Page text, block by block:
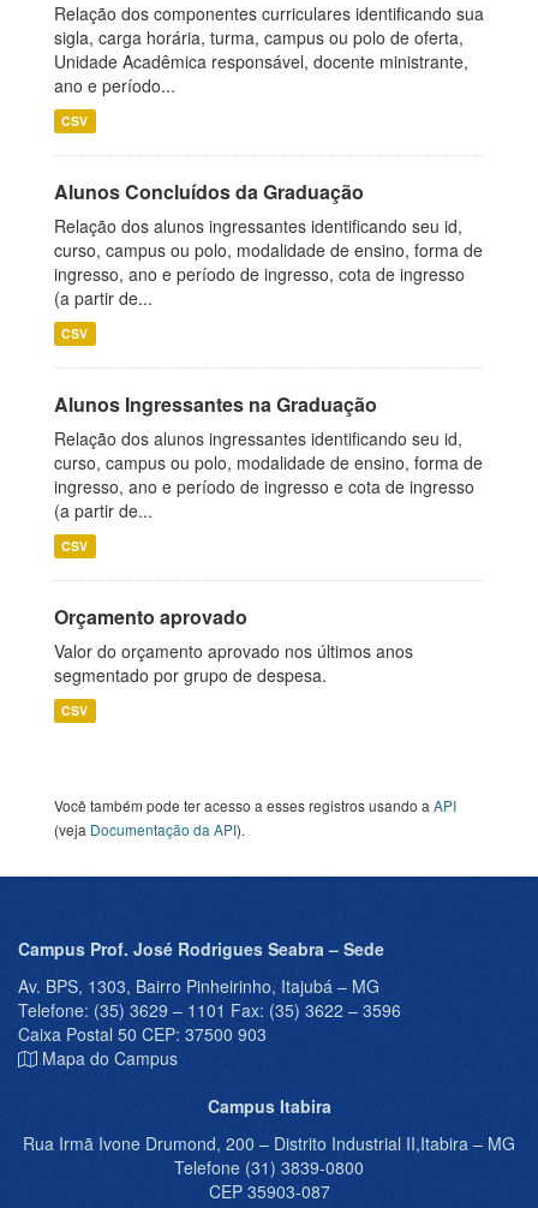
Relação dos componentes curriculares identificando sua
sigla, carga horária, turma, campus ou polo de oferta,
Unidade Acadêmica responsável, docente ministrante,
ano e período...
CSV
Alunos Concluídos da Graduação
Relação dos alunos ingressantes identificando seu id,
curso, campus ou polo, modalidade de ensino, forma de
ingresso, ano e período de ingresso, cota de ingresso
(a partir de...
CSV
Alunos Ingressantes na Graduação
Relação dos alunos ingressantes identificando seu id,
curso, campus ou polo, modalidade de ensino, forma de
ingresso, ano e período de ingresso e cota de ingresso
(a partir de...
CSV
Orçamento aprovado
Valor do orçamento aprovado nos últimos anos
segmentado por grupo de despesa.
CSV
Você também pode ter acesso a esses registros usando a API
(veja Documentação da API).
Campus Prof. José Rodrigues Seabra – Sede
Av. BPS, 1303, Bairro Pinheirinho, Itajubá – MG
Telefone: (35) 3629 – 1101 Fax: (35) 3622 – 3596
Caixa Postal 50 CEP: 37500 903
Mapa do Campus
Campus Itabira
Rua Irmã Ivone Drumond, 200 – Distrito Industrial II,Itabira – MG
Telefone (31) 3839-0800
CEP 35903-087